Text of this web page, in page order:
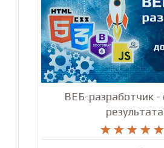
ВЕБ-разработчик -
    
    